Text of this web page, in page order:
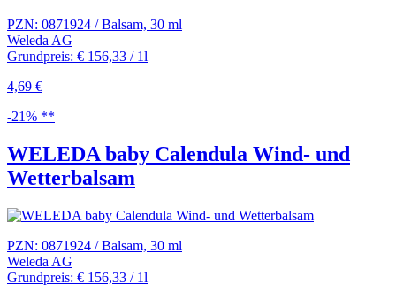
PZN: 0871924 / Balsam, 30 ml
Weleda AG
Grundpreis: € 156,33 / 1l
4,69 €
-21% **
WELEDA baby Calendula Wind- und
Wetterbalsam
PZN: 0871924 / Balsam, 30 ml
Weleda AG
Grundpreis: € 156,33 / 1l